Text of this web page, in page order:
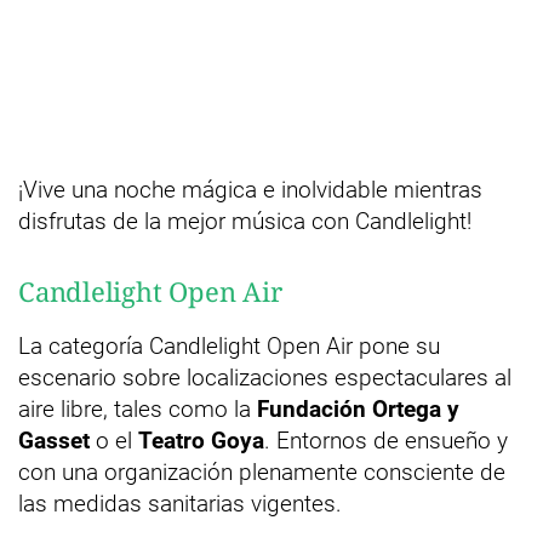
¡Vive una noche mágica e inolvidable mientras
disfrutas de la mejor música con Candlelight!
Candlelight Open Air
La categoría Candlelight Open Air pone su
escenario sobre localizaciones espectaculares al
aire libre, tales como la Fundación Ortega y
Gasset o el Teatro Goya. Entornos de ensueño y
con una organización plenamente consciente de
las medidas sanitarias vigentes.